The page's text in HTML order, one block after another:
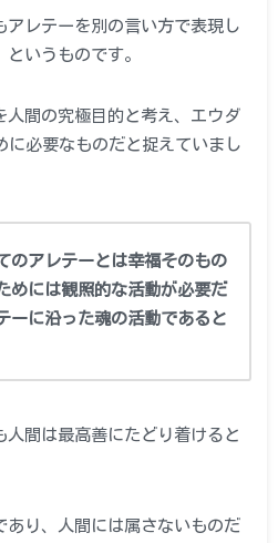
アレテーを別の言い方で表現し
というものです。
人間の究極目的と考え、エウダ
必要なものだと捉えていまし
のアレテーとは幸福そのもの
めには観照的な活動が必要だ
ーに沿った魂の活動であると
人間は最高善にたどり着けると
あり、人間には属さないものだ